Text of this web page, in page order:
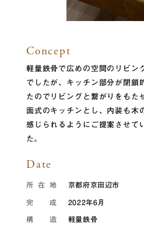
Concept
軽量鉄骨で広めの空間のリビン
でしたが、キッチン部分が閉鎖
たのでリビングと繋がりをもた
面式のキッチンとし、内装も木
感じられるようにご提案させて
た。
Date
所在地 京都府京田辺市
完成 2022年6月
構造 軽量鉄骨